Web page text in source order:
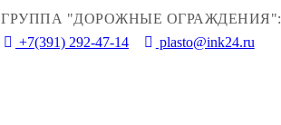
ГРУППА "ДОРОЖНЫЕ ОГРАЖДЕНИЯ":
+7(391) 292-47-14
plasto@ink24.ru